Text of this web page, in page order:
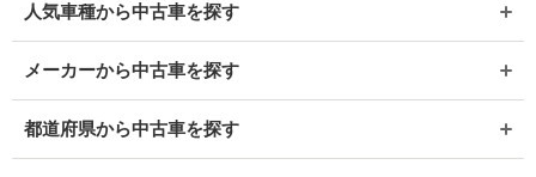
人気車種から中古車を探す
メーカーから中古車を探す
都道府県から中古車を探す